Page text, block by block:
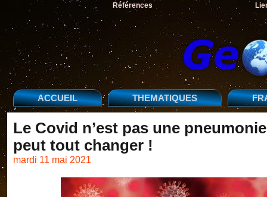
Références
ACCUEIL THEMATIQUES
Le Covid n’est pas une
peut tout changer !
mardi 11 mai 2021